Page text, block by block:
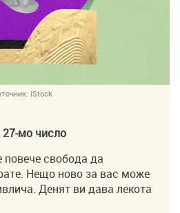
iStock
27-мо число
повече свобода да
Нещо ново за вас може
Денят ви дава лекота